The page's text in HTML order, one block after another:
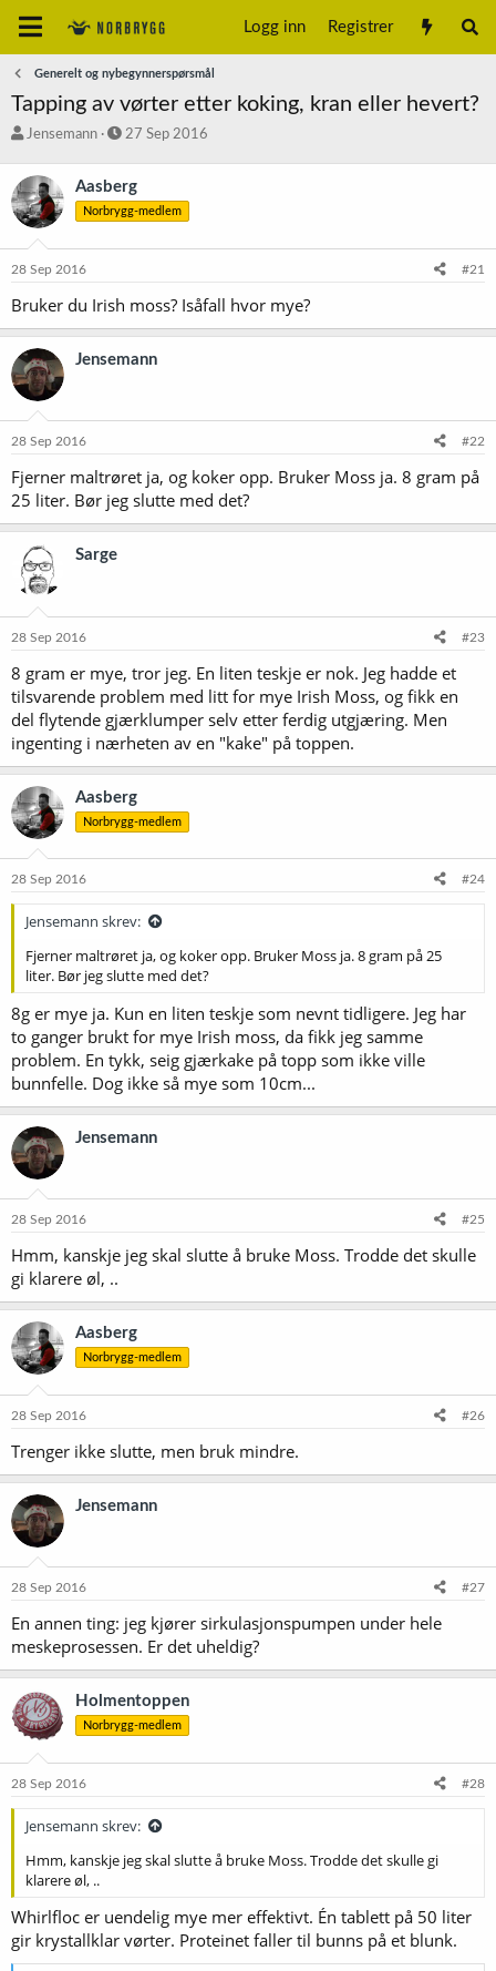
Logg inn Registrer
Generelt og nybegynnerspørsmål
Tapping av vørter etter koking, kran eller hevert?
T
å
d
s
a
r
e
r
Jensemann
S
r
t
a
27 Sep 2016
Aasberg
Norbrygg-medlem
28 Sep 2016 #21
Bruker du Irish moss? Isåfall hvor mye?
Jensemann
28 Sep 2016 #22
Fjerner maltrøret ja, og koker opp. Bruker Moss ja. 8 gram på
25 liter. Bør jeg slutte med det?
Sarge
28 Sep 2016 #23
8 gram er mye, tror jeg. En liten teskje er nok. Jeg hadde et
tilsvarende problem med litt for mye Irish Moss, og fikk en
del flytende gjærklumper selv etter ferdig utgjæring. Men
ingenting i nærheten av en "kake" på toppen.
Aasberg
Norbrygg-medlem
28 Sep 2016 #24
Jensemann skrev:
Fjerner maltrøret ja, og koker opp. Bruker Moss ja. 8 gram på 25
liter. Bør jeg slutte med det?
8g er mye ja. Kun en liten teskje som nevnt tidligere. Jeg har
to ganger brukt for mye Irish moss, da fikk jeg samme
problem. En tykk, seig gjærkake på topp som ikke ville
bunnfelle. Dog ikke så mye som 10cm...
Jensemann
28 Sep 2016 #25
Hmm, kanskje jeg skal slutte å bruke Moss. Trodde det skulle
gi klarere øl, ..
Aasberg
Norbrygg-medlem
28 Sep 2016 #26
Trenger ikke slutte, men bruk mindre.
Jensemann
28 Sep 2016 #27
En annen ting: jeg kjører sirkulasjonspumpen under hele
meskeprosessen. Er det uheldig?
Holmentoppen
Norbrygg-medlem
28 Sep 2016 #28
Jensemann skrev:
Hmm, kanskje jeg skal slutte å bruke Moss. Trodde det skulle gi
klarere øl, ..
Whirlfloc er uendelig mye mer effektivt. Én tablett på 50 liter
gir krystallklar vørter. Proteinet faller til bunns på et blunk.